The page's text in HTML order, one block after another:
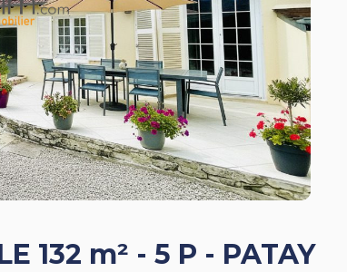
132 m² - 5 P - PATAY